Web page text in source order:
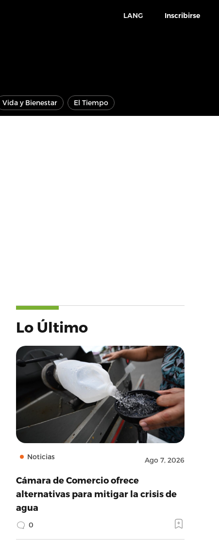
LANG Inscribirse
Vida y Bienestar El Tiempo
Lo Último
Noticias Ago 7, 2026
Cámara de Comercio ofrece
alternativas para mitigar la crisis de
agua
0